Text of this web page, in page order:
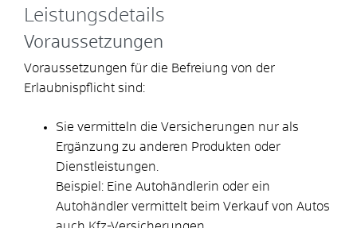
Leistungsdetails
Voraussetzungen
Voraussetzungen für die Befreiung von der
Erlaubnispflicht sind:
Sie vermitteln die Versicherungen nur als
Ergänzung zu anderen Produkten oder
Dienstleistungen.
Beispiel: Eine Autohändlerin oder ein
Autohändler vermittelt beim Verkauf von Autos